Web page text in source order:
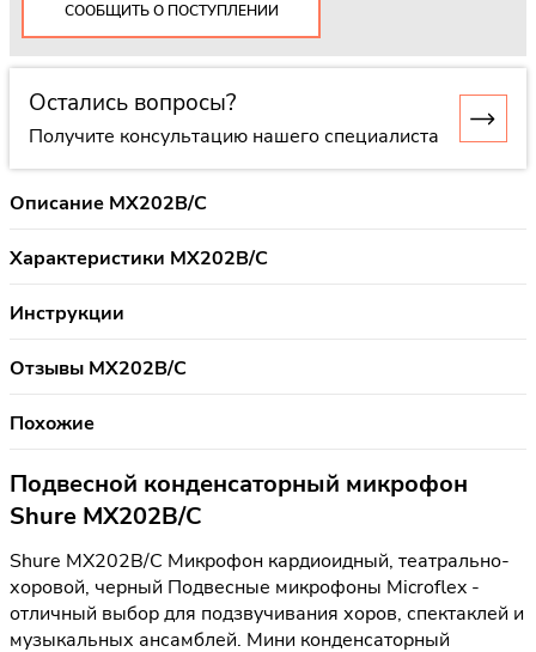
СООБЩИТЬ О ПОСТУПЛЕНИИ
Остались вопросы?
Получите консультацию нашего специалиста
Описание MX202B/C
Характеристики MX202B/C
Инструкции
Отзывы MX202B/C
Похожие
Подвесной конденсаторный микрофон
Shure MX202B/C
Shure MX202B/C Микрофон кардиоидный, театрально-
хоровой, черный Подвесные микрофоны Microflex -
отличный выбор для подзвучивания хоров, спектаклей и
музыкальных ансамблей. Мини конденсаторный